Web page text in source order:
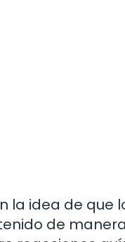
la idea de
de